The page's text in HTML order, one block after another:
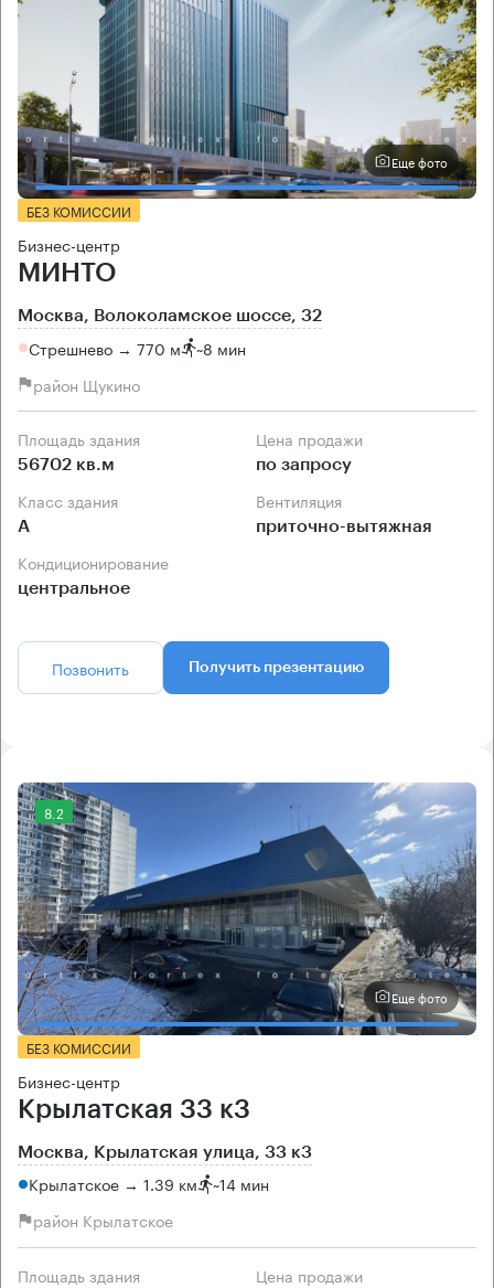
Еще фото
БЕЗ КОМИССИИ
Бизнес-центр
МИНТО
Москва, Волоколамское шоссе, 32
Стрешнево → 770 м ~8 мин
район Щукино
Площадь здания
56702 кв.м
Цена продажи
по запросу
Класс здания
А
Вентиляция
приточно-вытяжная
Кондиционирование
центральное
Позвонить Получить презентацию
8.2
Еще фото
БЕЗ КОМИССИИ
Бизнес-центр
Крылатская 33 к3
Москва, Крылатская улица, 33 к3
Крылатское → 1.39 км ~14 мин
район Крылатское
Площадь здания Цена продажи